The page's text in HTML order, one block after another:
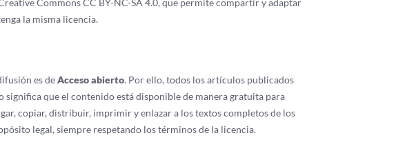
Commons CC BY-NC-SA 4.0, que permite compartir y adaptar
la misma licencia.
es deAcceso abierto. Por ello, todos los artículos publicados
que el contenido está disponible de manera gratuita para
copiar, distribuir, imprimir y enlazar a los textos completos de los
legal, siempre respetando los términos de la licencia.